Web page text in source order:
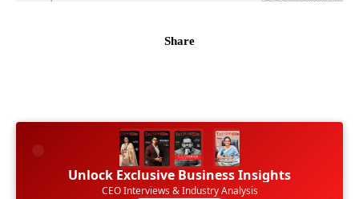
Share
Unlock Exclusive Business Insights
CEO Interviews & Industry Analysis